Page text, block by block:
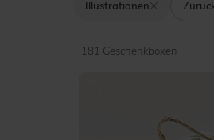
Illustrationen
181 Geschenkboxen